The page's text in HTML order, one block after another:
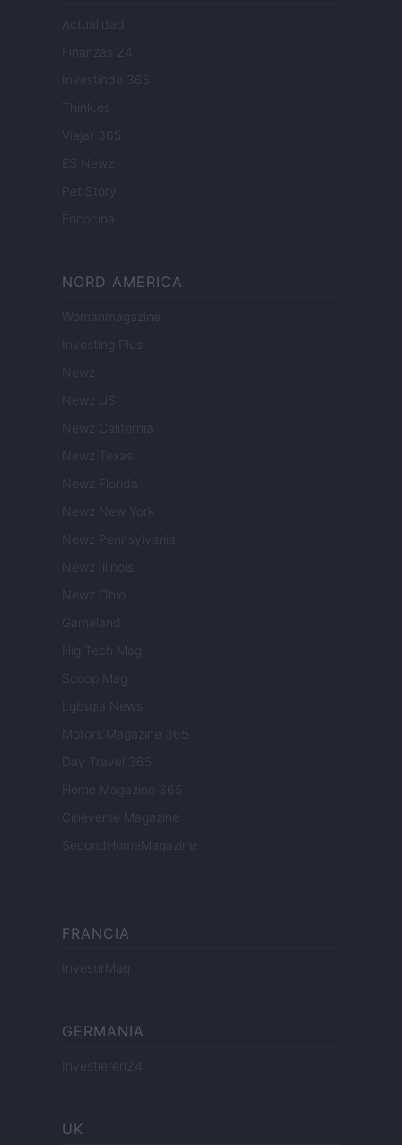
Actualidad
Finanzas 24
Investindo 365
Think.es
Viajar 365
ES Newz
Encocina
NORD AMERICA
Womanmagazine
Investing Plus
Newz
Newz US
Newz California
Newz Texas
Newz Florida
Newz New York
Newz Pennsylvania
Newz Illinois
Newz Ohio
Gameland
Hig Tech Mag
Scoop Mag
Lgbtqia News
Motors Magazine 365
Day Travel 365
Home Magazine 365
Cineverse Magazine
SecondHomeMagazine
FRANCIA
InvestirMag
GERMANIA
Investieren24
UK